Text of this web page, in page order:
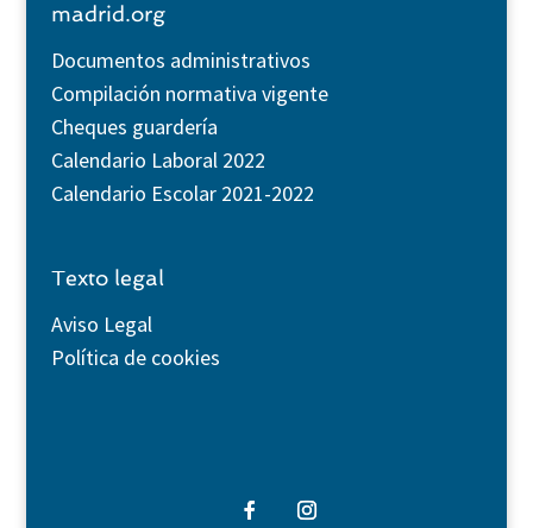
madrid.org
Documentos administrativos
Compilación normativa vigente
Cheques guardería
Calendario Laboral 2022
Calendario Escolar 2021-2022
Texto legal
Aviso Legal
Política de cookies